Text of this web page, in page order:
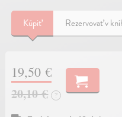
Kúpiť Rezervovať v
19,50 €
20,10 €
?